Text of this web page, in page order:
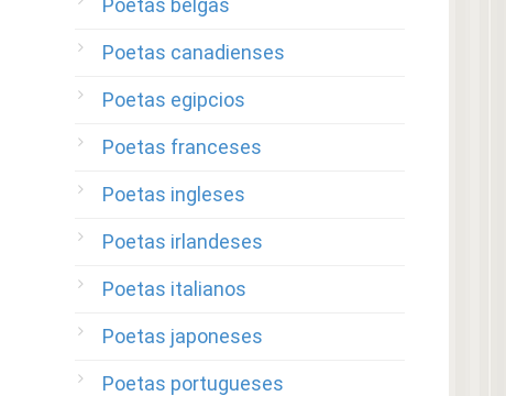
Poetas belgas
Poetas canadienses
Poetas egipcios
Poetas franceses
Poetas ingleses
Poetas irlandeses
Poetas italianos
Poetas japoneses
Poetas portugueses